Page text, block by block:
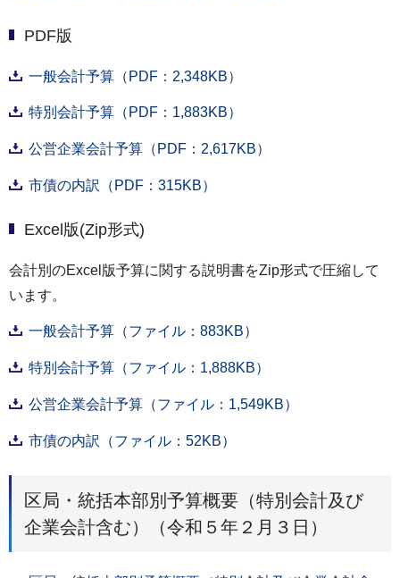
PDF版
一般会計予算（PDF：2,348KB）
特別会計予算（PDF：1,883KB）
公営企業会計予算（PDF：2,617KB）
市債の内訳（PDF：315KB）
Excel版(Zip形式)
会計別のExcel版予算に関する説明書をZip形式で圧縮して
います。
一般会計予算（ファイル：883KB）
特別会計予算（ファイル：1,888KB）
公営企業会計予算（ファイル：1,549KB）
市債の内訳（ファイル：52KB）
区局・統括本部別予算概要（特別会計及び
企業会計含む）（令和５年２月３日）